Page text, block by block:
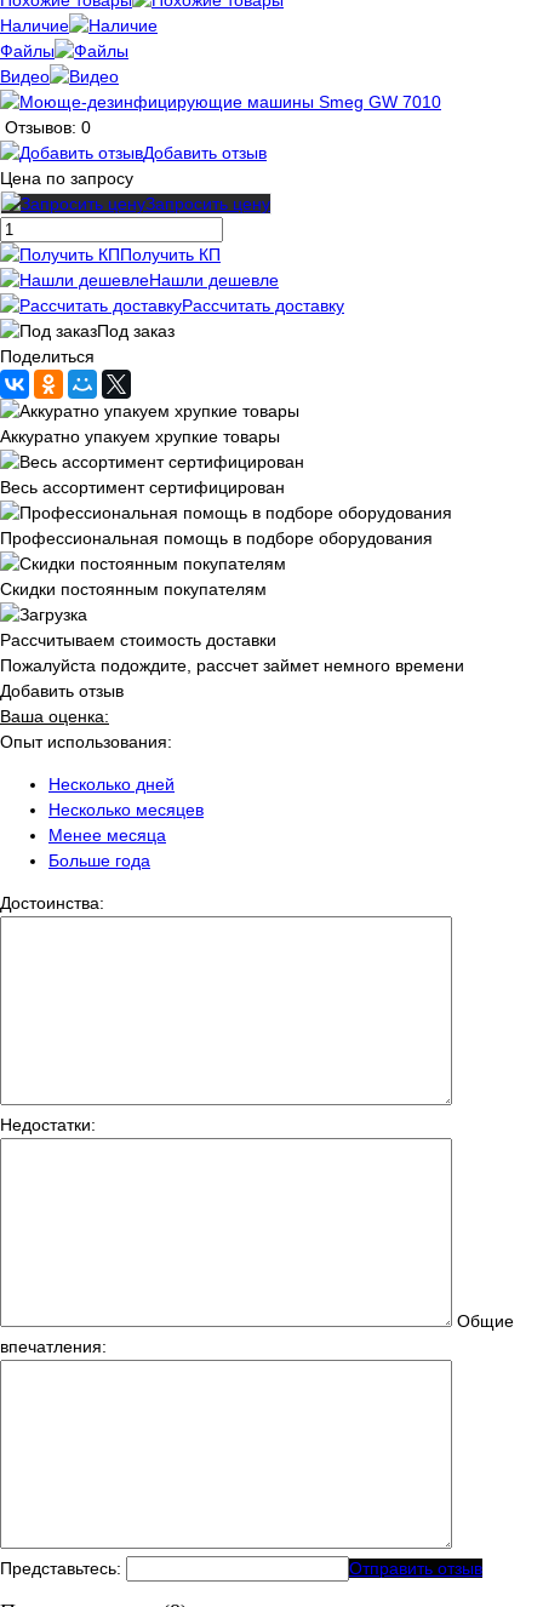
Наличие
Файлы
Видео
Отзывов: 0
Добавить отзыв
Цена по запросу
Запросить цену
Получить КП
Нашли дешевле
Рассчитать доставку
Под заказ
Поделиться
Аккуратно упакуем хрупкие товары
Весь ассортимент сертифицирован
Профессиональная помощь в подборе оборудования
Скидки постоянным покупателям
Рассчитываем стоимость доставки
Пожалуйста подождите, рассчет займет немного времени
Добавить отзыв
Ваша оценка:
Опыт использования:
Несколько дней
Несколько месяцев
Менее месяца
Больше года
Достоинства:
Недостатки:
Общие
впечатления:
Представьтесь: Отправить отзыв